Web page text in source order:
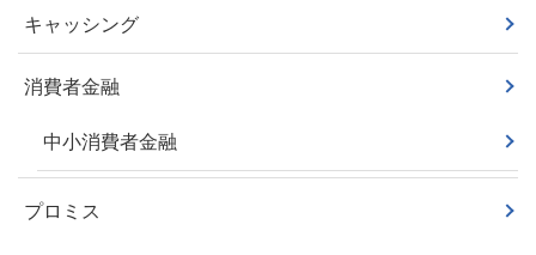
キャッシング
消費者金融
中小消費者金融
プロミス